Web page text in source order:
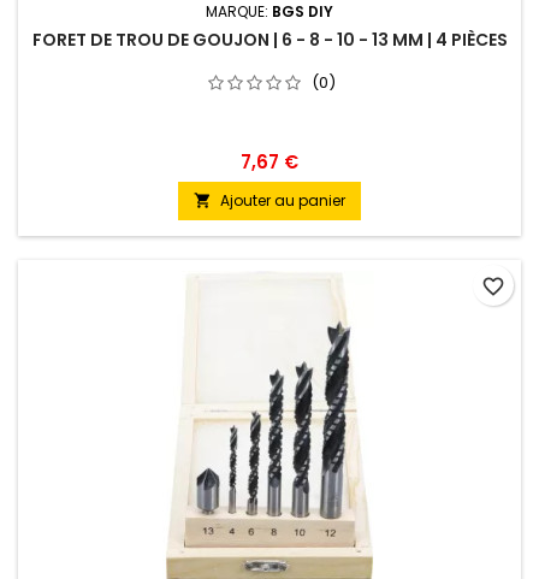
MARQUE: BGS DIY
FORET DE TROU DE GOUJON | 6 - 8 - 10 - 13 MM | 4 PIÈCES
(0)
7,67 €
 Ajouter au panier
favorite_border